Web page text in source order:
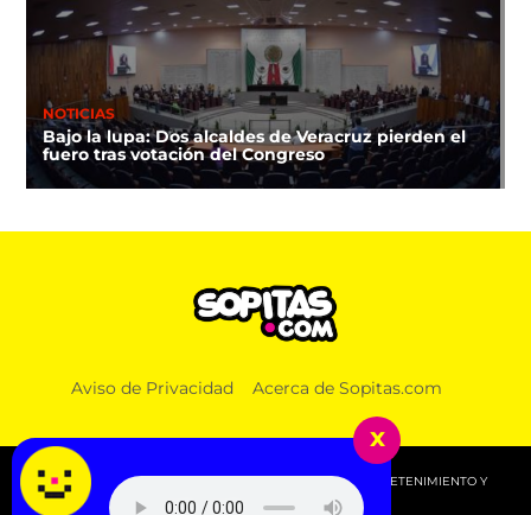
NOTICIAS
Bajo la lupa: Dos alcaldes de Veracruz pierden el
fuero tras votación del Congreso
Aviso de Privacidad Acerca de Sopitas.com
© 2026 SOPITAS.COM - MÚSICA, NOTICIAS, DEPORTES, ENTRETENIMIENTO Y
MÁS!.
x